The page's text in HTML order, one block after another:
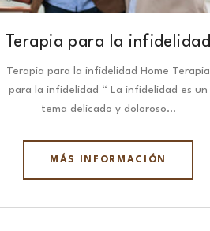
Terapia para la infidelidad
Terapia para la infidelidad Home Terapia
para la infidelidad “ La infidelidad es un
tema delicado y doloroso…
MÁS INFORMACIÓN